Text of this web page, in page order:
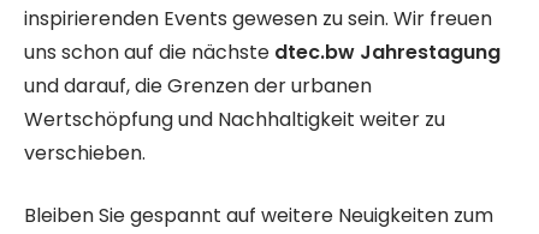
inspirierenden Events gewesen zu sein. Wir freuen
uns schon auf die nächste dtec.bw Jahrestagung
und darauf, die Grenzen der urbanen
Wertschöpfung und Nachhaltigkeit weiter zu
verschieben.
Bleiben Sie gespannt auf weitere Neuigkeiten zum